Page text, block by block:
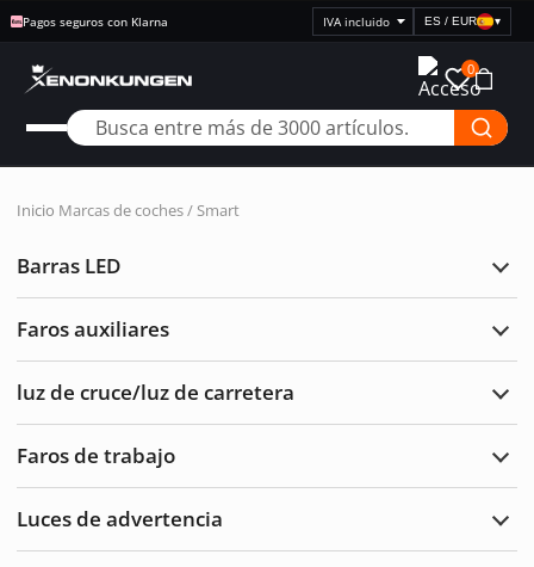
Pagos seguros con Klarna
Seleccionar
visualización
precios
ES / EUR ▾
0
Inicio Marcas de coches / Smart
Barras LED
Faros auxiliares
luz de cruce/luz de carretera
Faros de trabajo
Luces de advertencia